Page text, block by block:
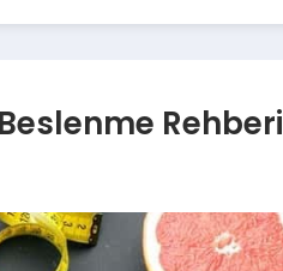
Rehberi